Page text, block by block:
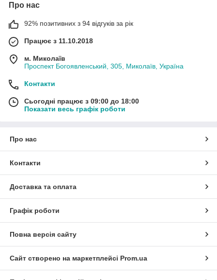
Про нас
92% позитивних з 94 відгуків за рік
Працює з 11.10.2018
м. Миколаїв
Проспект Богоявленський, 305, Миколаїв, Україна
Контакти
Сьогодні працює з 09:00 до 18:00
Показати весь графік роботи
Про нас
Контакти
Доставка та оплата
Графік роботи
Повна версія сайту
Сайт створено на маркетплейсі Prom.ua